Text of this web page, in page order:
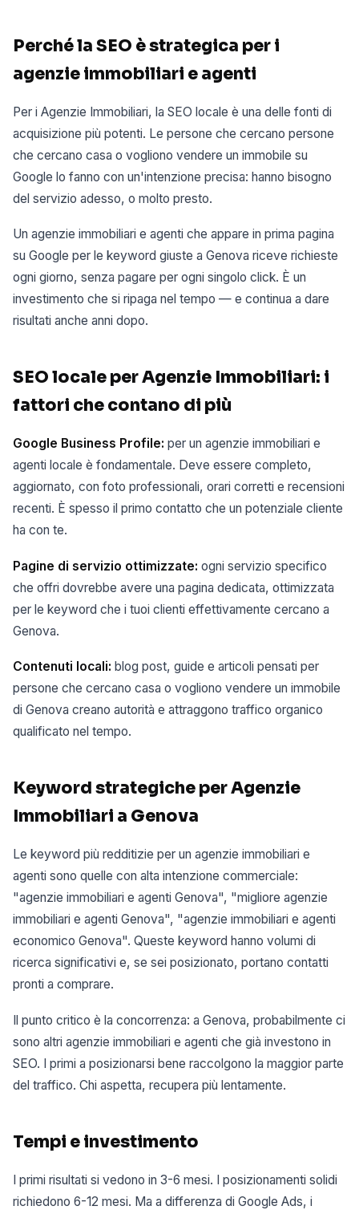
Perché la SEO è strategica per i
agenzie immobiliari e agenti
Per i Agenzie Immobiliari, la SEO locale è una delle fonti di
acquisizione più potenti. Le persone che cercano persone
che cercano casa o vogliono vendere un immobile su
Google lo fanno con un'intenzione precisa: hanno bisogno
del servizio adesso, o molto presto.
Un agenzie immobiliari e agenti che appare in prima pagina
su Google per le keyword giuste a Genova riceve richieste
ogni giorno, senza pagare per ogni singolo click. È un
investimento che si ripaga nel tempo — e continua a dare
risultati anche anni dopo.
SEO locale per Agenzie Immobiliari: i
fattori che contano di più
Google Business Profile: per un agenzie immobiliari e
agenti locale è fondamentale. Deve essere completo,
aggiornato, con foto professionali, orari corretti e recensioni
recenti. È spesso il primo contatto che un potenziale cliente
ha con te.
Pagine di servizio ottimizzate: ogni servizio specifico
che offri dovrebbe avere una pagina dedicata, ottimizzata
per le keyword che i tuoi clienti effettivamente cercano a
Genova.
Contenuti locali: blog post, guide e articoli pensati per
persone che cercano casa o vogliono vendere un immobile
di Genova creano autorità e attraggono traffico organico
qualificato nel tempo.
Keyword strategiche per Agenzie
Immobiliari a Genova
Le keyword più redditizie per un agenzie immobiliari e
agenti sono quelle con alta intenzione commerciale:
"agenzie immobiliari e agenti Genova", "migliore agenzie
immobiliari e agenti Genova", "agenzie immobiliari e agenti
economico Genova". Queste keyword hanno volumi di
ricerca significativi e, se sei posizionato, portano contatti
pronti a comprare.
Il punto critico è la concorrenza: a Genova, probabilmente ci
sono altri agenzie immobiliari e agenti che già investono in
SEO. I primi a posizionarsi bene raccolgono la maggior parte
del traffico. Chi aspetta, recupera più lentamente.
Tempi e investimento
I primi risultati si vedono in 3-6 mesi. I posizionamenti solidi
richiedono 6-12 mesi. Ma a differenza di Google Ads, i